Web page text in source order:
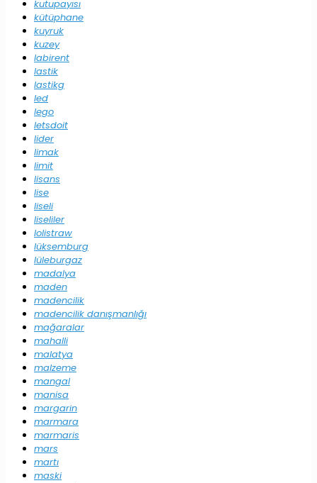
kutupayısı
kütüphane
kuyruk
kuzey
labirent
lastik
lastikg
led
lego
letsdoit
lider
limak
limit
lisans
lise
liseli
liseliler
lolistraw
lüksemburg
lüleburgaz
madalya
maden
madencilik
madencilik danışmanlığı
mağaralar
mahalli
malatya
malzeme
mangal
manisa
margarin
marmara
marmaris
mars
martı
maski